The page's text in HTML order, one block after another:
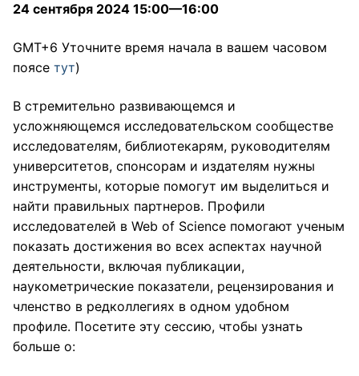
24 сентября 2024 15:00—16:00
GMT+6 Уточните время начала в вашем часовом
поясе тут)
В стремительно развивающемся и
усложняющемся исследовательском сообществе
исследователям, библиотекарям, руководителям
университетов, спонсорам и издателям нужны
инструменты, которые помогут им выделиться и
найти правильных партнеров. Профили
исследователей в Web of Science помогают ученым
показать достижения во всех аспектах научной
деятельности, включая публикации,
наукометрические показатели, рецензирования и
членство в редколлегиях в одном удобном
профиле. Посетите эту сессию, чтобы узнать
больше о: